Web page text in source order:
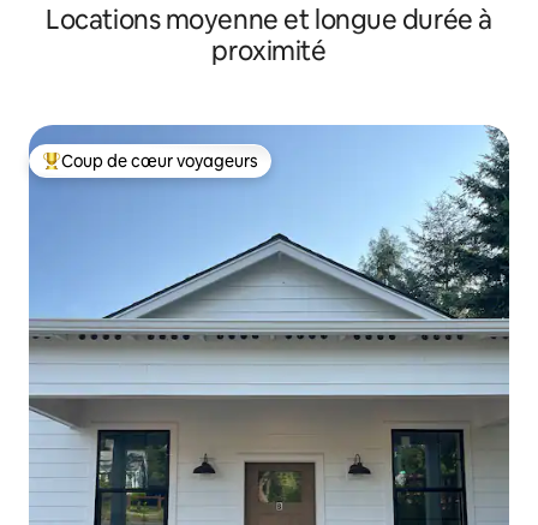
Locations moyenne et longue durée à
proximité
Coups de cœur voyageurs les plus appréciés
Coup de cœur voyageurs